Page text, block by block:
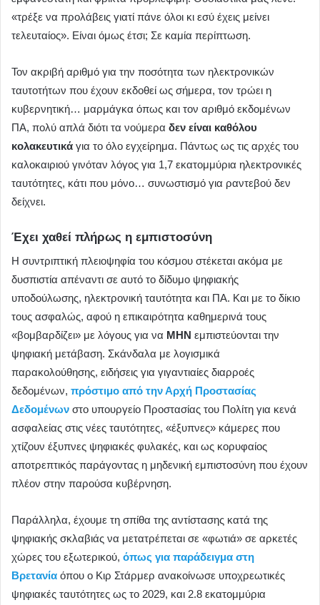
«τρέξε να προλάβεις γιατί πάνε όλοι κι εσύ έχεις μείνει
τελευταίος». Είναι όμως έτσι; Σε καμία περίπτωση.
Τον ακριβή αριθμό για την ποσότητα των ηλεκτρονικών
ταυτοτήτων που έχουν εκδοθεί ως σήμερα, τον τρώει η
κυβερνητική… μαρμάγκα όπως και τον αριθμό εκδομένων
ΠΑ, πολύ απλά διότι τα νούμερα δεν είναι καθόλου
κολακευτικά για το όλο εγχείρημα. Πάντως ως τις αρχές του
καλοκαιριού γινόταν λόγος για 1,7 εκατομμύρια ηλεκτρονικές
ταυτότητες, κάτι που μόνο… συνωστισμό για ραντεβού δεν
δείχνει.
Έχει χαθεί πλήρως η εμπιστοσύνη
Η συντριπτική πλειοψηφία του κόσμου στέκεται ακόμα με
δυσπιστία απέναντι σε αυτό το δίδυμο ψηφιακής
υποδούλωσης, ηλεκτρονική ταυτότητα και ΠΑ. Και με το δίκιο
τους ασφαλώς, αφού η επικαιρότητα καθημερινά τους
«βομβαρδίζει» με λόγους για να ΜΗΝ εμπιστεύονται την
ψηφιακή μετάβαση. Σκάνδαλα με λογισμικά
παρακολούθησης, ειδήσεις για γιγαντιαίες διαρροές
δεδομένων, πρόστιμο από την Αρχή Προστασίας
Δεδομένων στο υπουργείο Προστασίας του Πολίτη για κενά
ασφαλείας στις νέες ταυτότητες, «έξυπνες» κάμερες που
χτίζουν έξυπνες ψηφιακές φυλακές, και ως κορυφαίος
αποτρεπτικός παράγοντας η μηδενική εμπιστοσύνη που έχουν
πλέον στην παρούσα κυβέρνηση.
Παράλληλα, έχουμε τη σπίθα της αντίστασης κατά της
ψηφιακής σκλαβιάς να μετατρέπεται σε «φωτιά» σε αρκετές
χώρες του εξωτερικού, όπως για παράδειγμα στη
Βρετανία όπου ο Κιρ Στάρμερ ανακοίνωσε υποχρεωτικές
ψηφιακές ταυτότητες ως το 2029, και 2.8 εκατομμύρια